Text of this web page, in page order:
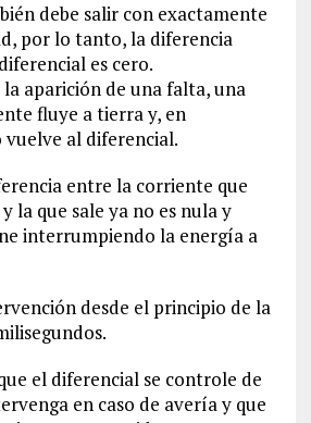
debe salir con exactamente
por lo tanto, la diferencia
es cero.
aparición de una falta, una
fluye a tierra y, en
vuelve al diferencial.
entre la corriente que
la que sale ya no es nula y
interrumpiendo la energía a
desde el principio de la
el diferencial se controle de
en caso de avería y que